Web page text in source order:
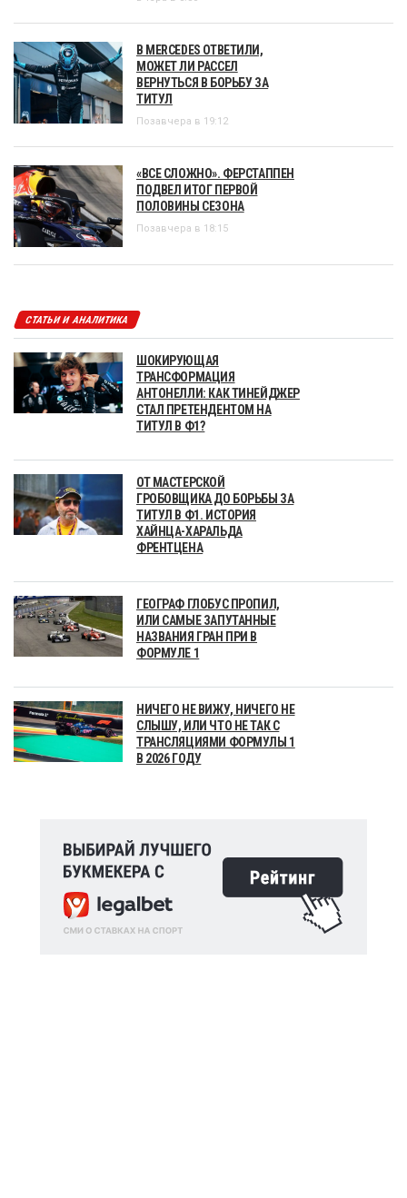
В MERCEDES ОТВЕТИЛИ,
МОЖЕТ ЛИ РАССЕЛ
ВЕРНУТЬСЯ В БОРЬБУ ЗА
ТИТУЛ
Позавчера в 19:12
«ВСЕ СЛОЖНО». ФЕРСТАППЕН
ПОДВЕЛ ИТОГ ПЕРВОЙ
ПОЛОВИНЫ СЕЗОНА
Позавчера в 18:15
СТАТЬИ И АНАЛИТИКА
ШОКИРУЮЩАЯ
ТРАНСФОРМАЦИЯ
АНТОНЕЛЛИ: КАК ТИНЕЙДЖЕР
СТАЛ ПРЕТЕНДЕНТОМ НА
ТИТУЛ В Ф1?
ОТ МАСТЕРСКОЙ
ГРОБОВЩИКА ДО БОРЬБЫ ЗА
ТИТУЛ В Ф1. ИСТОРИЯ
ХАЙНЦА-ХАРАЛЬДА
ФРЕНТЦЕНА
ГЕОГРАФ ГЛОБУС ПРОПИЛ,
ИЛИ САМЫЕ ЗАПУТАННЫЕ
НАЗВАНИЯ ГРАН ПРИ В
ФОРМУЛЕ 1
НИЧЕГО НЕ ВИЖУ, НИЧЕГО НЕ
СЛЫШУ, ИЛИ ЧТО НЕ ТАК С
ТРАНСЛЯЦИЯМИ ФОРМУЛЫ 1
В 2026 ГОДУ